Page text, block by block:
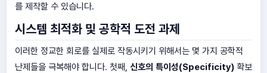
를 제작할 수 있습니다.
시스템 최적화 및 공학적 도전 과제
이러한 정교한 회로를 실제로 작동시키기 위해서는 몇 가지 공학적
난제들을 극복해야 합니다. 첫째, 신호의 특이성(Specificity)확보